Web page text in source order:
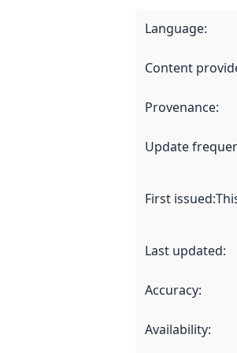
Language:
Content
Provenance:
Update
First issued:
Last updated:
Accuracy:
Availability: